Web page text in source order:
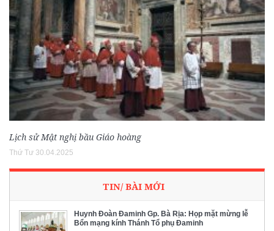
Lịch sử Mật nghị bầu Giáo hoàng
Thứ Tư 30.04.2025
TIN/ BÀI MỚI
Huynh Đoàn Đaminh Gp. Bà Rịa: Họp mặt mừng lễ
Bổn mạng kính Thánh Tổ phụ Đaminh